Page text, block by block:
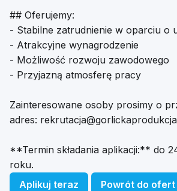
## Oferujemy:
- Stabilne zatrudnienie w oparciu o
- Atrakcyjne wynagrodzenie
- Możliwość rozwoju zawodowego
- Przyjazną atmosferę pracy
Zainteresowane osoby prosimy o
adres:
**Termin składania aplikacji:** do
roku.
Aplikuj teraz
Powrót do ofert